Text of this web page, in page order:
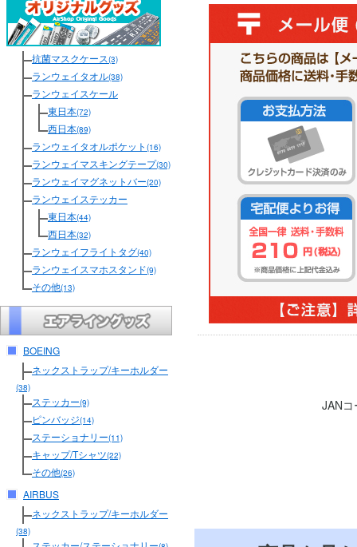
抗菌マスクケース(3)
ランウェイタオル(38)
ランウェイスケール
東日本(72)
西日本(89)
ランウェイタオルポケット (16)
ランウェイマスキングテープ(30)
ランウェイマグネットバー(20)
ランウェイステッカー
東日本(44)
西日本(32)
ランウェイフライトタグ(40)
ランウェイスマホスタンド(9)
その他(13)
BOEING
ネックストラップ/キーホルダー
(38)
ステッカー(9)
ピンバッジ(14)
ステーショナリー(11)
キャップ/Tシャツ(22)
その他(26)
AIRBUS
ネックストラップ/キーホルダー
(38)
JAN